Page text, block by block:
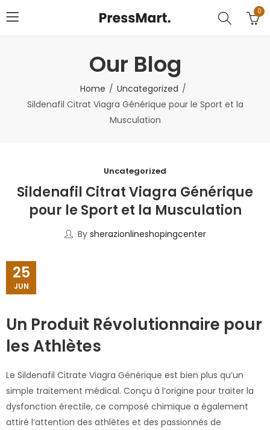
0
Our Blog
Home
Uncategorized
Sildenafil Citrat Viagra Générique pour le Sport et la
Musculation
Uncategorized
Sildenafil Citrat Viagra Générique
pour le Sport et la Musculation
By sherazionlineshopingcenter
25
JUN
Un Produit Révolutionnaire pour
les Athlètes
Le Sildenafil Citrate Viagra Générique est bien plus qu’un
simple traitement médical. Conçu à l’origine pour traiter la
dysfonction érectile, ce composé chimique a également
attiré l’attention des athlètes et des passionnés de